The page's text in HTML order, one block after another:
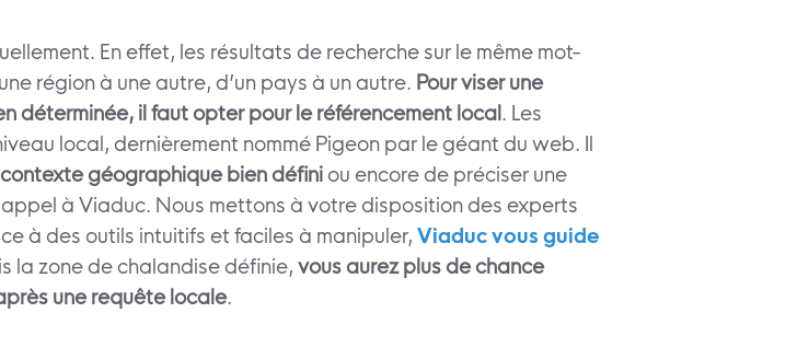
En effet, les résultats de recherche sur le même mot-
région à une autre, d’un pays à un autre. Pour viser une
déterminée, il faut opter pour le référencement local. Les
local, dernièrement nommé Pigeon par le géant du web. Il
géographique bien défini ou encore de préciser une
à Viaduc. Nous mettons à votre disposition des experts
à des outils intuitifs et faciles à manipuler,Viaduc vous guide
la zone de chalandise définie,vous aurez plus de chance
une requête locale.